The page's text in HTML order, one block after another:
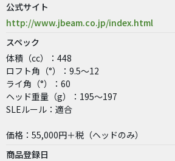
公式サイト
http://www.jbeam.co.jp/index.html
スペック
体積（cc）：448
ロフト角（°）：9.5〜12
ライ角（°）：60
ヘッド重量（g）：195〜197
SLEルール：適合
価格：55,000円＋税（ヘッドのみ）
商品登録日